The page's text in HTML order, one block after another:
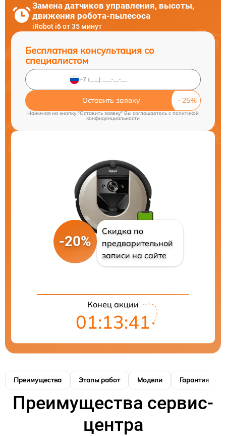
Замена датчиков управления, высоты,
движения робота-пылесоса
iRobot i6 от 35 минут
Бесплатная консультация со
специалистом
Оставить заявку
Нажимая на кнопку "Оставить заявку" Вы соглашаетесь cполитикой
конфиденциальности
-20%
Скидка по
предварительной
записи на сайте
Конец акции
01:13:40
Преимущества Этапы работ Модели Гарантия
Преимущества сервис-
центра